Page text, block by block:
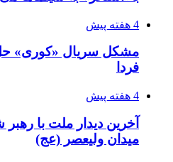
4 هفته پیش
مشکل سریال «کوری»
فردا
4 هفته پیش
آخرین دیدار ملت با رهبر
میدان ولیعصر (عج)